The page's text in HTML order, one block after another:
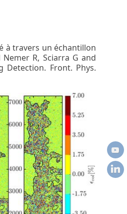
à travers un échantillon
R, Sciarra G and
Detection. Front. Phys.